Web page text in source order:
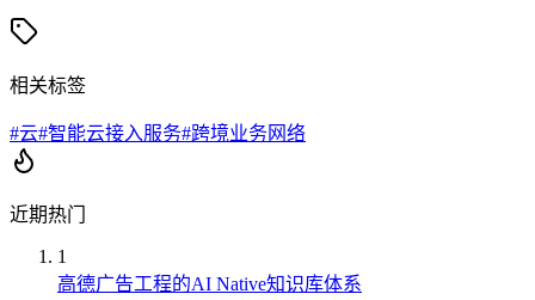
相关标签
#云#智能云接入服务#跨境业务网络
近期热门
1
高德广告工程的AI Native知识库体系